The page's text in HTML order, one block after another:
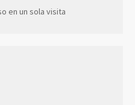
en un sola visita